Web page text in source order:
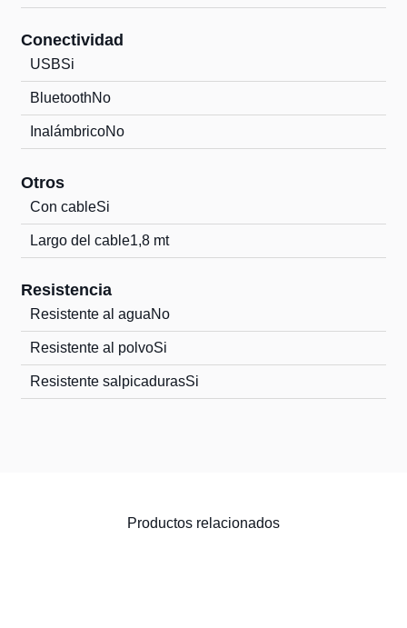
Conectividad
USBSi
BluetoothNo
InalámbricoNo
Otros
Con cableSi
Largo del cable1,8 mt
Resistencia
Resistente al aguaNo
Resistente al polvoSi
Resistente salpicadurasSi
Productos relacionados